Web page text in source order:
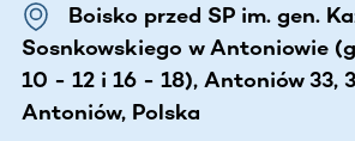
Boisko przed SP im. gen.
Sosnkowskiego w Antoniowie
10 - 12 i 16 - 18), Antoniów 33,
Antoniów, Polska